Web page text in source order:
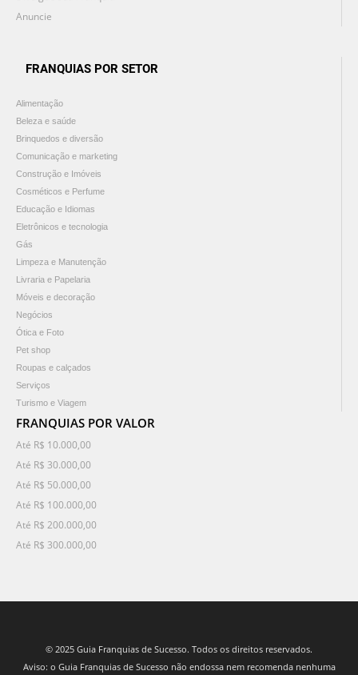
Anuncie
FRANQUIAS POR SETOR
Alimentação
Beleza e saúde
Brinquedos e diversão
Comunicação e marketing
Construção e Imóveis
Cosméticos e Perfume
Educação e Idiomas
Eletrônicos e tecnologia
Gás
Limpeza e Manutenção
Livraria e Papelaria
Móveis e decoração
Negócios
Ótica e Foto
Pet shop
Roupas e calçados
Serviços
Turismo e Viagem
FRANQUIAS POR VALOR
Até R$ 10.000,00
Até R$ 30.000,00
Até R$ 50.000,00
Até R$ 100.000,00
Até R$ 200.000,00
Até R$ 300.000,00
© 2025 Guia Franquias de Sucesso. Todos os direitos reservados.
Aviso: o Guia Franquias de Sucesso não endossa nem recomenda nenhuma